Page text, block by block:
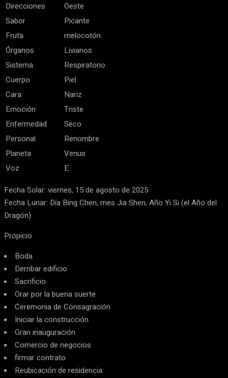
Direcciones
Oeste
Sabor
Picante
Fruta
melocotón
Órganos
Livianos
Sistema
Respiratorio
Cuerpo
Piel
Cara
Nariz
Emoción
Triste
Enfermedad
Seco
Personal
Renombre
Planeta
Venus
Voz
E
Fecha Solar: viernes, 15 de agosto de 2025
Fecha Lunar: Día Bing Chen, mes Jia Shen, Año Yi Si (el Año del
Dragón).
Propicio
Boda
Derribar edificio
Sacrificio
Orar por la buena suerte
Ceremonia de Consagración
Iniciar la construcción
Gran inauguración
Comercio de negocios
firmar contrato
Reubicación de residencia